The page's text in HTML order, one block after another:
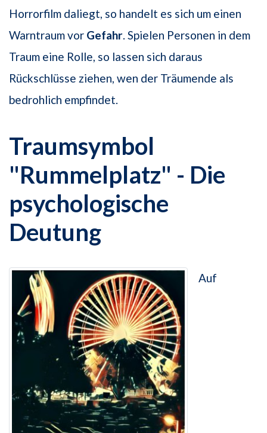
Horrorfilm daliegt, so handelt es sich um einen
Warntraum vor Gefahr. Spielen Personen in dem
Traum eine Rolle, so lassen sich daraus
Rückschlüsse ziehen, wen der Träumende als
bedrohlich empfindet.
Traumsymbol
"Rummelplatz" - Die
psychologische
Deutung
Auf